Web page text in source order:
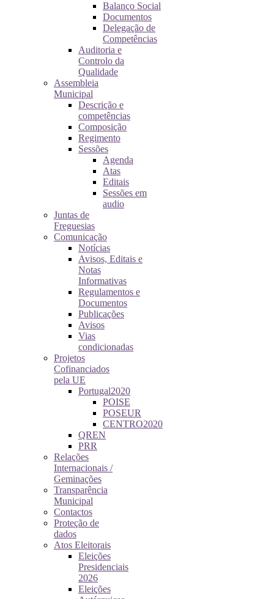
Balanço Social
Documentos
Delegação de
Competências
Auditoria e
Controlo da
Qualidade
Assembleia
Municipal
Descrição e
competências
Composição
Regimento
Sessões
Agenda
Atas
Editais
Sessões em
audio
Juntas de
Freguesias
Comunicação
Notícias
Avisos, Editais e
Notas
Informativas
Regulamentos e
Documentos
Publicações
Avisos
Vias
condicionadas
Projetos
Cofinanciados
pela UE
Portugal2020
POISE
POSEUR
CENTRO2020
QREN
PRR
Relações
Internacionais /
Geminações
Transparência
Municipal
Contactos
Proteção de
dados
Atos Eleitorais
Eleições
Presidenciais
2026
Eleições